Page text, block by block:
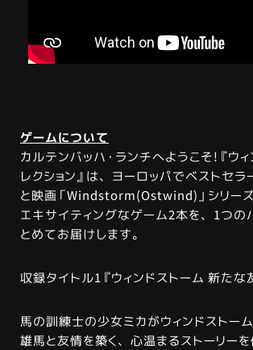
ゲームについて
カルテンバッハ・ランチへようこそ!『ウ
レクション』は、ヨーロッパでベストセラ
と映画「Windstorm(Ostwind)」シリー
エキサイティングなゲーム2本を、1つの
とめてお届けします。
収録タイトル1『ウィンドストーム 新たな
馬の訓練士の少女ミカがウィンドストー
雄馬と友情を築く、心温まるストーリーを